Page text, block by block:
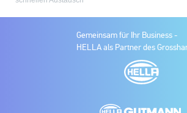
Gemeinsam für Ihr Business -
HELLA als Partner des